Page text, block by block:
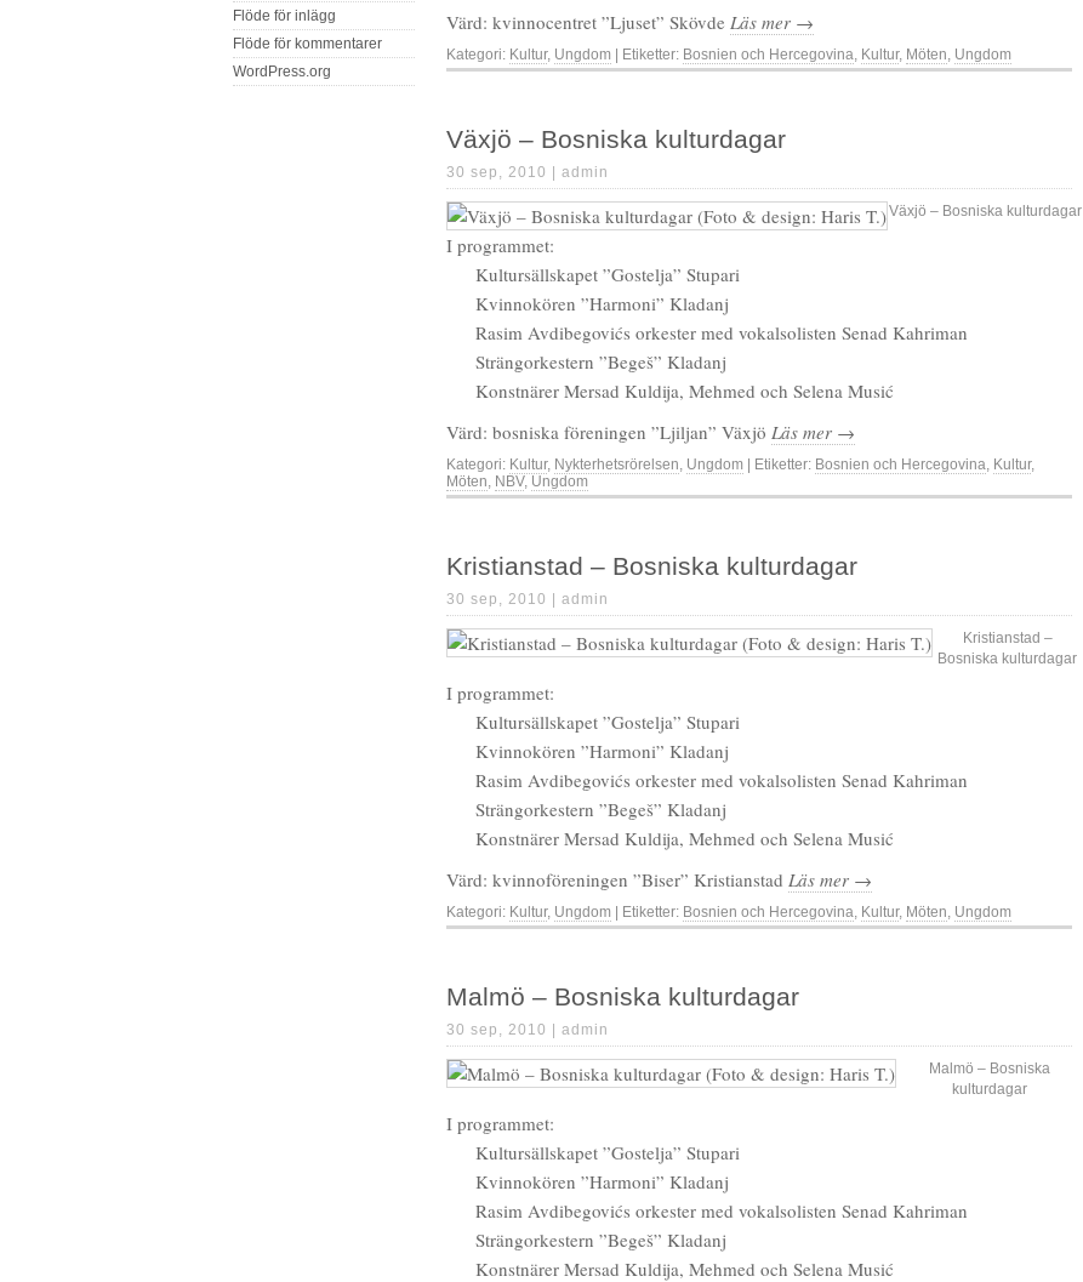
Flöde för inlägg
Flöde för kommentarer
WordPress.org
Värd: kvinnocentret ”Ljuset” Skövde Läs mer →
Kategori: Kultur, Ungdom | Etiketter: Bosnien och Hercegovina, Kultur, Möten, Ungdom
Växjö – Bosniska kulturdagar
30 sep, 2010 | admin
Växjö – Bosniska kulturdagar
I programmet:
Kultursällskapet ”Gostelja” Stupari
Kvinnokören ”Harmoni” Kladanj
Rasim Avdibegovićs orkester med vokalsolisten Senad Kahriman
Strängorkestern ”Begeš” Kladanj
Konstnärer Mersad Kuldija, Mehmed och Selena Musić
Värd: bosniska föreningen ”Ljiljan” Växjö Läs mer →
Kategori: Kultur, Nykterhetsrörelsen, Ungdom | Etiketter: Bosnien och Hercegovina, Kultur,
Möten, NBV, Ungdom
Kristianstad – Bosniska kulturdagar
30 sep, 2010 | admin
Kristianstad –
Bosniska kulturdagar
I programmet:
Kultursällskapet ”Gostelja” Stupari
Kvinnokören ”Harmoni” Kladanj
Rasim Avdibegovićs orkester med vokalsolisten Senad Kahriman
Strängorkestern ”Begeš” Kladanj
Konstnärer Mersad Kuldija, Mehmed och Selena Musić
Värd: kvinnoföreningen ”Biser” Kristianstad Läs mer →
Kategori: Kultur, Ungdom | Etiketter: Bosnien och Hercegovina, Kultur, Möten, Ungdom
Malmö – Bosniska kulturdagar
30 sep, 2010 | admin
Malmö – Bosniska
kulturdagar
I programmet:
Kultursällskapet ”Gostelja” Stupari
Kvinnokören ”Harmoni” Kladanj
Rasim Avdibegovićs orkester med vokalsolisten Senad Kahriman
Strängorkestern ”Begeš” Kladanj
Konstnärer Mersad Kuldija, Mehmed och Selena Musić